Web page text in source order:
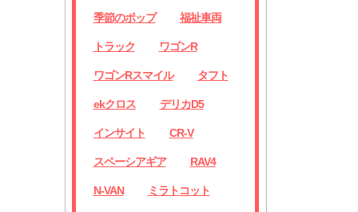
季節のポップ 福祉車両
トラック ワゴンR
ワゴンRスマイル タフト
ekクロス デリカD5
インサイト CR-V
スペーシアギア RAV4
N-VAN ミラトコット